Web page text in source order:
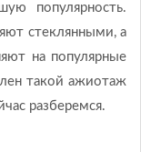
популярность.
стеклянными, а
на популярные
такой ажиотаж
разберемся.